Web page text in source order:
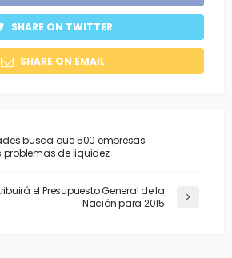
SHARE ON TWITTER
SHARE ON EMAIL
busca que 500 empresas
problemas de liquidez
el Presupuesto General de la
Nación para 2015